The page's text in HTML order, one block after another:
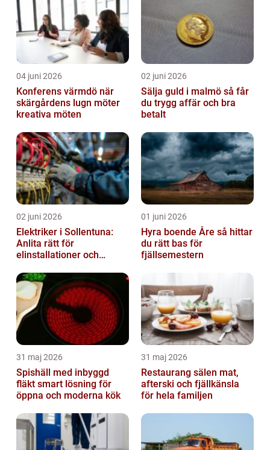
04 juni 2026
Konferens värmdö när
skärgårdens lugn möter
kreativa möten
02 juni 2026
Sälja guld i malmö så får
du trygg affär och bra
betalt
02 juni 2026
Elektriker i Sollentuna:
Anlita rätt för
elinstallationer och
01 juni 2026
Hyra boende Åre så hittar
du rätt bas för
fjällsemestern
31 maj 2026
Spishäll med inbyggd
fläkt smart lösning för
öppna och moderna kök
31 maj 2026
Restaurang sälen mat,
afterski och fjällkänsla
för hela familjen